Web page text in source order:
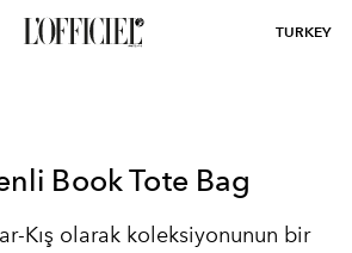
TURKEY
Book Tote Bag
Kış olarak koleksiyonunun bir